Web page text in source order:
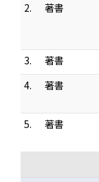
2.
著書
3.
著書
4.
著書
5.
著書